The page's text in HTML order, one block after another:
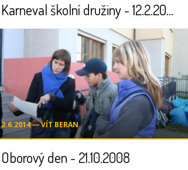
Karneval školní družiny - 12.2.2009
2.6.2014 ― VÍT BERAN
Oborový den - 21.10.2008